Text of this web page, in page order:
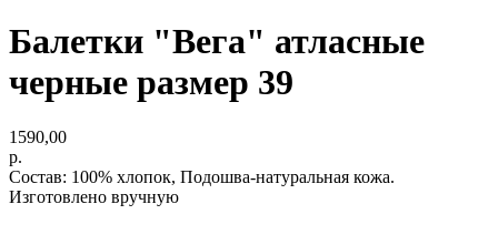
Балетки "Вега" атласные
черные размер 39
1590,00
р.
Состав: 100% хлопок, Подошва-натуральная кожа.
Изготовлено вручную